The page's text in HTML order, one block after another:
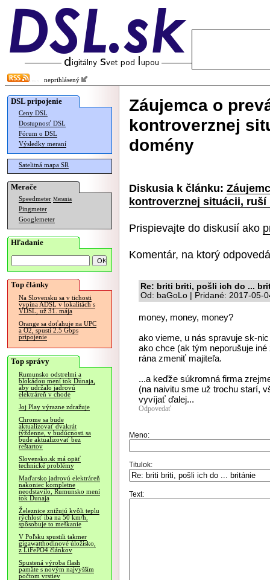
neprihlásený
DSL pripojenie
Ceny DSL
Dostupnosť DSL
Fórum o DSL
Výsledky meraní
Satelitná mapa SR
Merače
Speedmeter Merania
Pingmeter
Googlemeter
Hľadanie
Top články
Na Slovensku sa v tichosti
vypína ADSL v lokalitách s
VDSL, už 31. mája
Orange sa doťahuje na UPC
a O2, spustí 2.5 Gbps
pripojenie
Top správy
Rumunsko odstrelmi a
blokádou mení tok Dunaja,
aby udržalo jadrovú
elektráreň v chode
Joj Play výrazne zdražuje
Chrome sa bude
aktualizovať dvakrát
týždenne, v budúcnosti sa
bude aktualizovať bez
reštartov
Slovensko.sk má opäť
technické problémy
Maďarsko jadrovú elektráreň
nakoniec kompletne
neodstavilo, Rumunsko mení
tok Dunaja
Železnice znižujú kvôli teplu
rýchlosť iba na 50 km/h,
spôsobuje to meškanie
V Poľsku spustili takmer
gigawatthodinové úložisko,
z LiFePO4 článkov
Spustená výroba flash
pamäte s novým najvyšším
počtom vrstiev
Záujemca o
kontroverznej
domény
Diskusia k článku:
kontroverznej situácii,
Prispievajte do diskusií ako
Komentár, na ktorý
Re: briti briti, pošli ich do ...
Od: baGoLo | Pridané: 2017-05-
money, money, money?
ako vieme, u nás spravuje sk-
ako chce (ak tým neporušuje
rána zmeniť majiteľa.
...a keďže súkromná firma
(na naivitu sme už trochu starí,
vyvíjať ďalej...
Odpovedať
Meno:
Titulok:
Text: